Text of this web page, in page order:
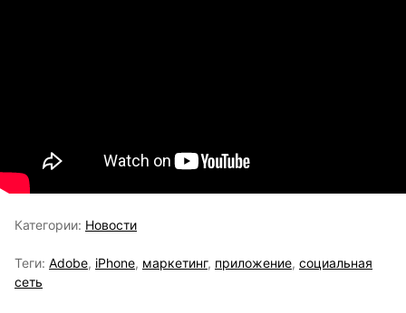
Категории: Новости
Теги: Adobe, iPhone, маркетинг, приложение, социальная
сеть